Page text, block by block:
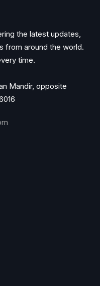
the latest updates,
from around the world.
time.
Mandir, opposite